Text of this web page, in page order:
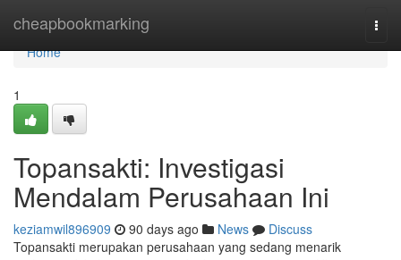
cheapbookmarking
Home
Home
1
Topansakti: Investigasi
Mendalam Perusahaan Ini
keziamwil896909 90 days ago News
Discuss
Topansakti merupakan perusahaan yang sedang menarik